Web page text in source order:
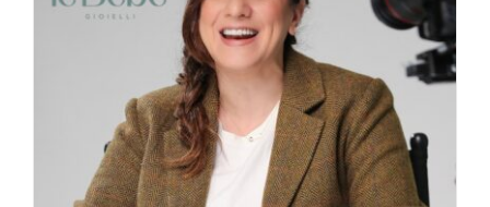
Le Bebé – campagna “emozioni”
Baby Shower Party Content Creation